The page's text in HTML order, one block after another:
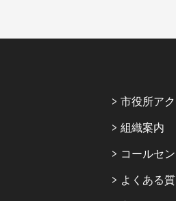
市役所ア
組織案内
コールセ
よくある